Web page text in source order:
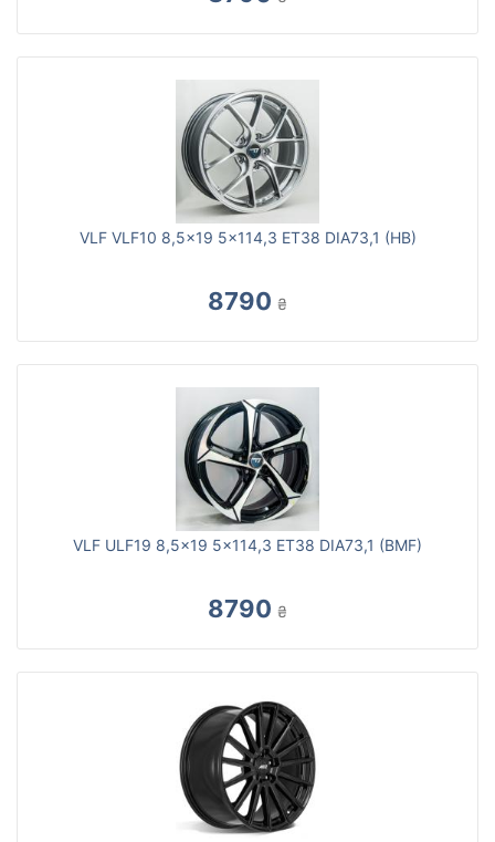
VLF VLF10 8,5x19 5x114,3 ET38 DIA73,1 (HB)
8790 ₴
VLF ULF19 8,5x19 5x114,3 ET38 DIA73,1 (BMF)
8790 ₴